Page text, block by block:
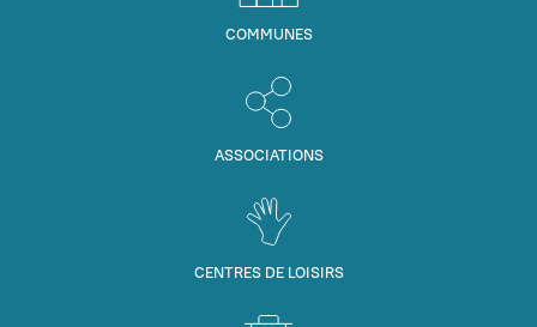
COMMUNES
ASSOCIATIONS
CENTRES DE LOISIRS